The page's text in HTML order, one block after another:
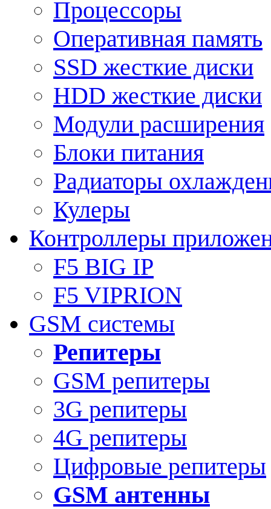
Процессоры
Оперативная память
SSD жесткие диски
HDD жесткие диски
Модули расширения
Блоки питания
Радиаторы
Кулеры
Контроллеры
F5 BIG IP
F5 VIPRION
GSM системы
Репитеры
GSM репитеры
3G репитеры
4G репитеры
Цифровые репитеры
GSM антенны